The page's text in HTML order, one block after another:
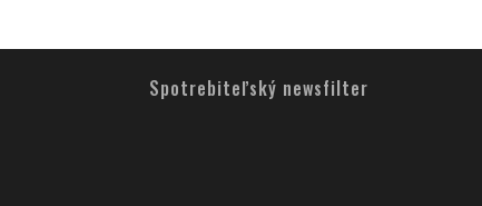
Spotrebiteľský newsfilter